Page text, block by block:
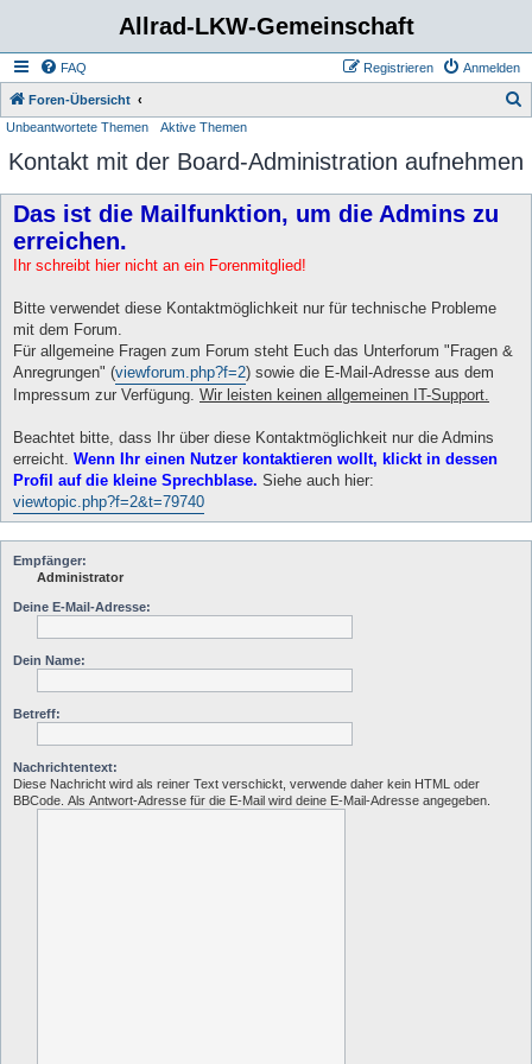
Allrad-LKW-Gemeinschaft
FAQ Anmelden
Registrieren
Foren-Übersicht
Unbeantwortete Themen Aktive Themen
Kontakt mit der Board-Administration aufnehmen
Das ist die Mailfunktion, um die Admins zu
erreichen.
Ihr schreibt hier nicht an ein Forenmitglied!
Bitte verwendet diese Kontaktmöglichkeit nur für technische Probleme
mit dem Forum.
Für allgemeine Fragen zum Forum steht Euch das Unterforum "Fragen &
Anregrungen" (viewforum.php?f=2) sowie die E-Mail-Adresse aus dem
Impressum zur Verfügung. Wir leisten keinen allgemeinen IT-Support.
Beachtet bitte, dass Ihr über diese Kontaktmöglichkeit nur die Admins
erreicht. Wenn Ihr einen Nutzer kontaktieren wollt, klickt in dessen
Profil auf die kleine Sprechblase. Siehe auch hier:
viewtopic.php?f=2&t=79740
Empfänger:
Administrator
Deine E-Mail-Adresse:
Dein Name:
Betreff:
Nachrichtentext:
Diese Nachricht wird als reiner Text verschickt, verwende daher kein HTML oder
BBCode. Als Antwort-Adresse für die E-Mail wird deine E-Mail-Adresse angegeben.